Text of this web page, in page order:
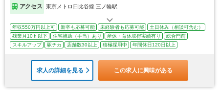
アクセス 東京メトロ日比谷線 三ノ輪駅
年収550万円以上可 新卒も応募可能 未経験者も応募可能
土日休み（相談可含む）
残業月10ｈ以下
住宅補助（手当）あり 産休・育休取得実績有り
総合門前
スキルアップ
駅チカ 店舗数30以上 積極採用中 年間休日120日以上
求人の詳細を見る この求人に興味がある